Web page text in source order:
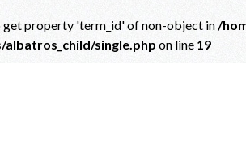
get property 'term_id' of non-object in/
single.php on line 19